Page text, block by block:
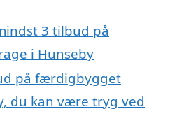
3 tilbud på
i Hunseby
på færdigbygget
du kan være tryg ved